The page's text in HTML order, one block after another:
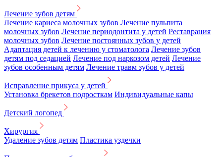
Лечение зубов детям
Лечение кариеса молочных зубов Лечение пульпита
молочных зубов Лечение периодонтита у детей Реставрация
молочных зубов Лечение постоянных зубов у детей
Адаптация детей к лечению у стоматолога Лечение зубов
детям под седацией Лечение под наркозом детей Лечение
зубов особенным детям Лечение травм зубов у детей
Исправление прикуса у детей
Установка брекетов подросткам Индивидуальные капы
Детский логопед
Хирургия
Удаление зубов детям Пластика уздечки